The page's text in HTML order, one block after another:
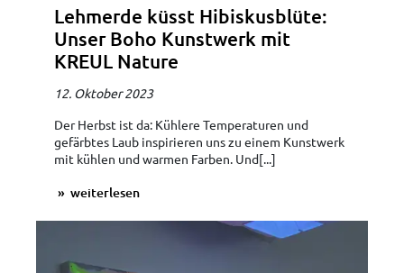
Lehmerde küsst Hibiskusblüte:
Unser Boho Kunstwerk mit
KREUL Nature
12. Oktober 2023
Der Herbst ist da: Kühlere Temperaturen und
gefärbtes Laub inspirieren uns zu einem Kunstwerk
mit kühlen und warmen Farben. Und[...]
weiterlesen